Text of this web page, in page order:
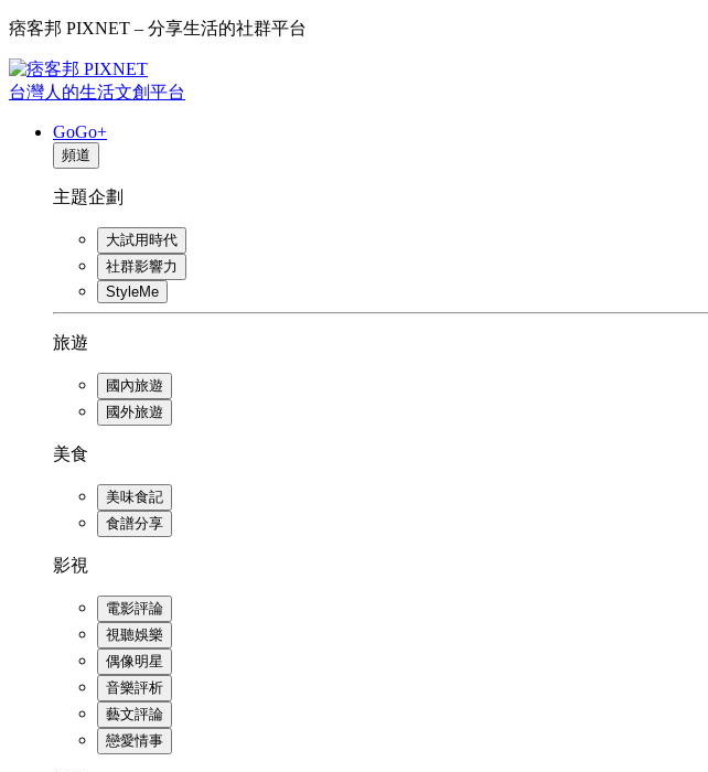
痞客邦 PIXNET – 分享生活的社群平台
台灣人的生活文創平台
GoGo+
頻道
主題企劃
大試用時代
社群影響力
StyleMe
旅遊
國內旅遊
國外旅遊
美食
美味食記
食譜分享
影視
電影評論
視聽娛樂
偶像明星
音樂評析
藝文評論
戀愛情事